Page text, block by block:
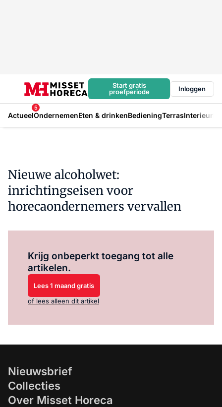
Start gratis
proefperiode
Inloggen
Actueel
5
OndernemenEten & drinkenBedieningTerrasInterieur
Nieuwe alcoholwet:
inrichtingseisen voor
horecaondernemers vervallen
Krijg onbeperkt toegang tot alle
artikelen.
Lees 1 maand gratis
of lees alleen dit artikel
Nieuwsbrief
Collecties
Over Misset Horeca